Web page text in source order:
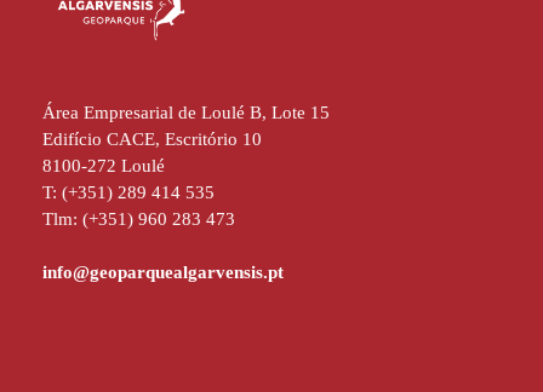
Área Empresarial de Loulé B, Lote 15
Edifício CACE, Escritório 10
8100-272 Loulé
T: (+351) 289 414 535
Tlm: (+351) 960 283 473